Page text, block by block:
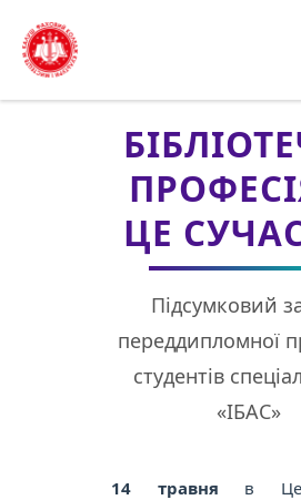
ЦЕ
Підсумковий
переддипломної
студентів
«ІБАС»
14 травня в